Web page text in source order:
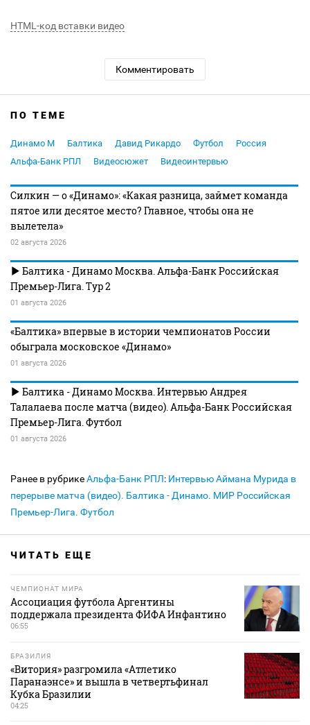
HTML-код вставки видео
Комментировать
ПО ТЕМЕ
Динамо М Балтика Давид Рикардо Футбол
Россия
Альфа-Банк РПЛ
Видеосюжет Видеоинтервью
Силкин — о «Динамо»: «Какая разница, займет команда
пятое или десятое место? Главное, чтобы она не
вылетела»
02 августа 2026
Балтика - Динамо Москва. Альфа-Банк Российская
Премьер-Лига. Тур 2
01 августа 2026
«Балтика» впервые в истории чемпионатов России
обыграла московское «Динамо»
01 августа 2026
Балтика - Динамо Москва. Интервью Андрея
Талалаева после матча (видео). Альфа-Банк Российская
Премьер-Лига. Футбол
01 августа 2026
Ранее в рубрикеАльфа-Банк РПЛ: Интервью Аймана Мурида в
перерыве матча (видео). Балтика - Динамо. МИР Российская
Премьер-Лига. Футбол
ЧИТАТЬ ЕЩЕ
ЧЕМПИОНАТ МИРА
Ассоциация футбола Аргентины
поддержала президента ФИФА Инфантино
06:55
БРАЗИЛИЯ
«Витория» разгромила «Атлетико
Паранаэнсе» и вышла в четвертьфинал
Кубка Бразилии
04:25